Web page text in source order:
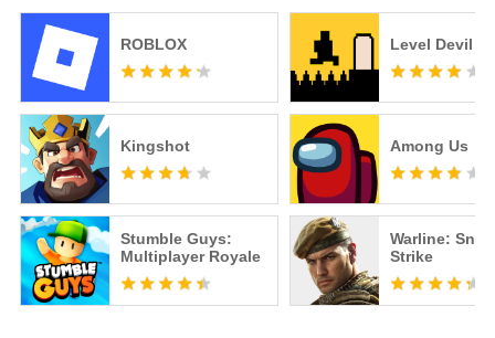
ROBLOX Level Devil
Kingshot Among Us
Stumble Guys:
Multiplayer Royale
Warline:
Strike